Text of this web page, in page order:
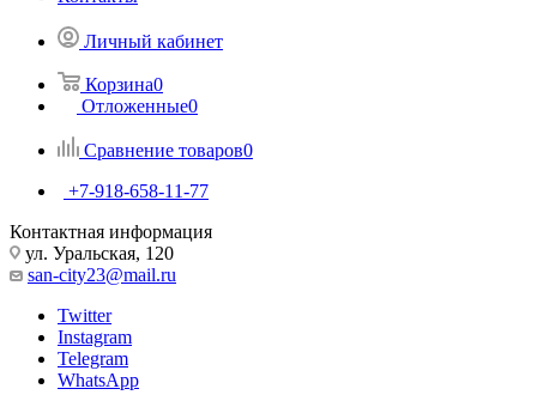
Отзывы
3D Дизайн
Контакты
Личный кабинет
Корзина0
Отложенные
Сравнение товаров
+7-918-658-11-77
Контактная информация
ул. Уральская, 120
san-city23@mail.ru